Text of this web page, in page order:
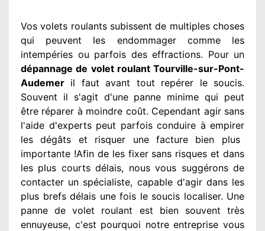
Vos volets roulants subissent de multipleschoses
qui peuvent les endommagercomme les
intempéries ou parfois des effractions. Pour un
dépannage de volet roulant Tourville-sur-Pont-
Audemer il faut avant tout repérer le soucis.
Souvent il s'agit d'une panne minime qui peut
être réparer à moindre coût. Cependant agirsans
l'aide d'expertspeut parfois conduire à empirer
les dégâts et risquer une facture bien plus
importante !Afin de les fixersans risques et dans
les plus courtsdélais, nous vous suggéronsde
contacter un spécialiste, capable d'agirdans les
plus brefs délais une fois le soucis localiser. Une
panne de volet roulant est bien souvent très
ennuyeuse, c'est pourquoi notre entreprise vous